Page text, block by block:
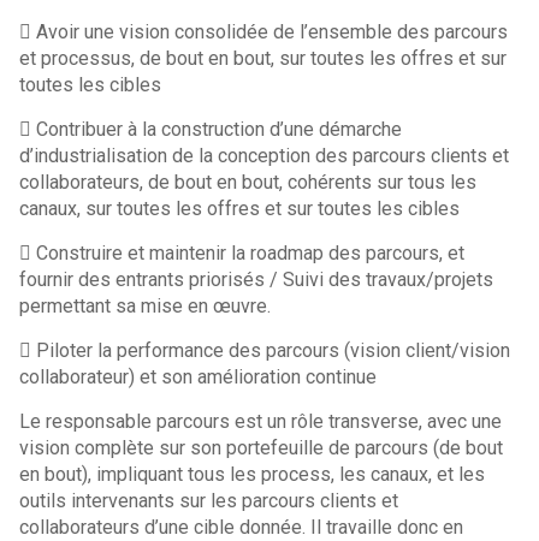
 Avoir une vision consolidée de l’ensemble des parcours
et processus, de bout en bout, sur toutes les offres et sur
toutes les cibles
 Contribuer à la construction d’une démarche
d’industrialisation de la conception des parcours clients et
collaborateurs, de bout en bout, cohérents sur tous les
canaux, sur toutes les offres et sur toutes les cibles
 Construire et maintenir la roadmap des parcours, et
fournir des entrants priorisés / Suivi des travaux/projets
permettant sa mise en œuvre.
 Piloter la performance des parcours (vision client/vision
collaborateur) et son amélioration continue
Le responsable parcours est un rôle transverse, avec une
vision complète sur son portefeuille de parcours (de bout
en bout), impliquant tous les process, les canaux, et les
outils intervenants sur les parcours clients et
collaborateurs d’une cible donnée. Il travaille donc en